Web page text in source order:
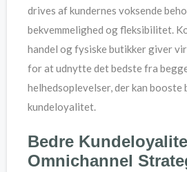
drives af kundernes voksende
bekvemmelighed og fleksibilitet.
handel og fysiske butikker giver
for at udnytte det bedste fra
helhedsoplevelser, der kan booste
kundeloyalitet.
Bedre
Omnichannel